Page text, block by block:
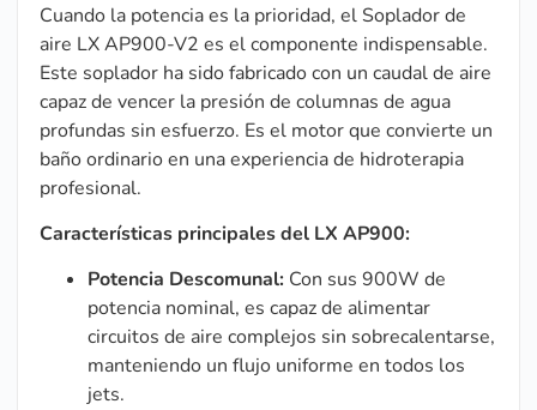
Cuando la potencia es la prioridad, el Soplador de
aire LX AP900-V2 es el componente indispensable.
Este soplador ha sido fabricado con un caudal de aire
capaz de vencer la presión de columnas de agua
profundas sin esfuerzo. Es el motor que convierte un
baño ordinario en una experiencia de hidroterapia
profesional.
Características principales del LX AP900:
Potencia Descomunal: Con sus 900W de
potencia nominal, es capaz de alimentar
circuitos de aire complejos sin sobrecalentarse,
manteniendo un flujo uniforme en todos los
jets.